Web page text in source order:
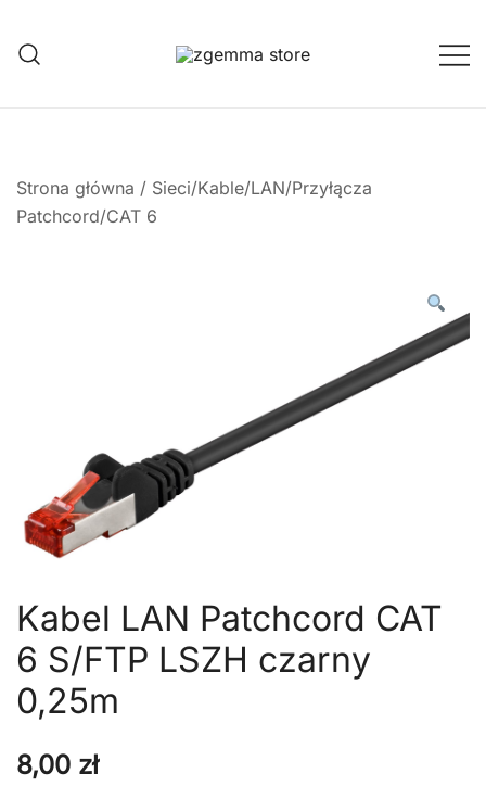
treści
Strona główna / Sieci/Kable/LAN/Przyłącza
Patchcord/CAT 6
Kabel LAN Patchcord CAT
6 S/FTP LSZH czarny
0,25m
8,00 zł